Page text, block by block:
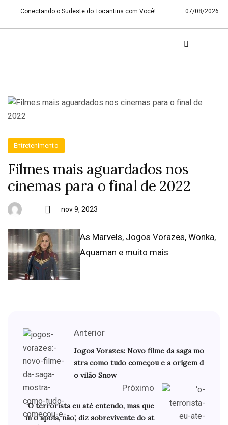
Conectando o Sudeste do Tocantins com Você! 07/08/2026
Entretenimento
Filmes mais aguardados nos
cinemas para o final de 2022
nov 9, 2023
As Marvels, Jogos Vorazes, Wonka,
Aquaman e muito mais
Anterior
Jogos Vorazes: Novo filme da saga mo
stra como tudo começou e a origem d
o vilão Snow
Próximo
‘O terrorista eu até entendo, mas que
m o apoia, não’, diz sobrevivente do at